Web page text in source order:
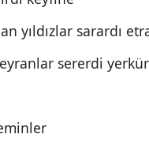
yıldızlar sarardı
sererdi